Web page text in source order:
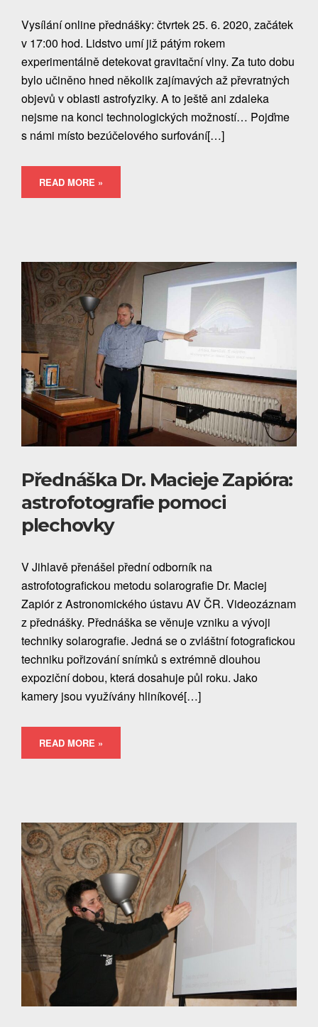
Vysílání online přednášky: čtvrtek 25. 6. 2020, začátek
v 17:00 hod. Lidstvo umí již pátým rokem
experimentálně detekovat gravitační vlny. Za tuto dobu
bylo učiněno hned několik zajímavých až převratných
objevů v oblasti astrofyziky. A to ještě ani zdaleka
nejsme na konci technologických možností… Pojďme
s námi místo bezúčelového surfování[…]
READ MORE »
Přednáška Dr. Macieje Zapióra:
astrofotografie pomoci
plechovky
V Jihlavě přenášel přední odborník na
astrofotografickou metodu solarografie Dr. Maciej
Zapiór z Astronomického ústavu AV ČR. Videozáznam
z přednášky. Přednáška se věnuje vzniku a vývoji
techniky solarografie. Jedná se o zvláštní fotografickou
techniku pořizování snímků s extrémně dlouhou
expoziční dobou, která dosahuje půl roku. Jako
kamery jsou využívány hliníkové[…]
READ MORE »